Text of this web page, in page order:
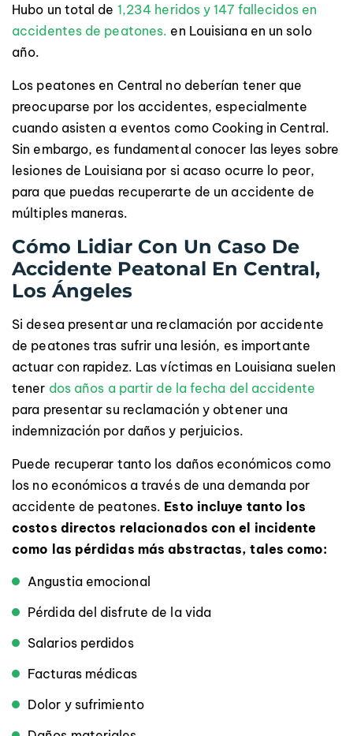
Hubo un total de 1,234 heridos y 147 fallecidos en
accidentes de peatones. en Louisiana en un solo
año.
Los peatones en Central no deberían tener que
preocuparse por los accidentes, especialmente
cuando asisten a eventos como Cooking in Central.
Sin embargo, es fundamental conocer las leyes sobre
lesiones de Louisiana por si acaso ocurre lo peor,
para que puedas recuperarte de un accidente de
múltiples maneras.
Cómo Lidiar Con Un Caso De
Accidente Peatonal En Central,
Los Ángeles
Si desea presentar una reclamación por accidente
de peatones tras sufrir una lesión, es importante
actuar con rapidez. Las víctimas en Louisiana suelen
tener dos años a partir de la fecha del accidente
para presentar su reclamación y obtener una
indemnización por daños y perjuicios.
Puede recuperar tanto los daños económicos como
los no económicos a través de una demanda por
accidente de peatones. Esto incluye tanto los
costos directos relacionados con el incidente
como las pérdidas más abstractas, tales como:
Angustia emocional
Pérdida del disfrute de la vida
Salarios perdidos
Facturas médicas
Dolor y sufrimiento